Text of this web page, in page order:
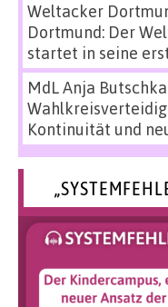
Weltacker
Dortmund: Der
startet in seine
MdL Anja
Kontinuität und